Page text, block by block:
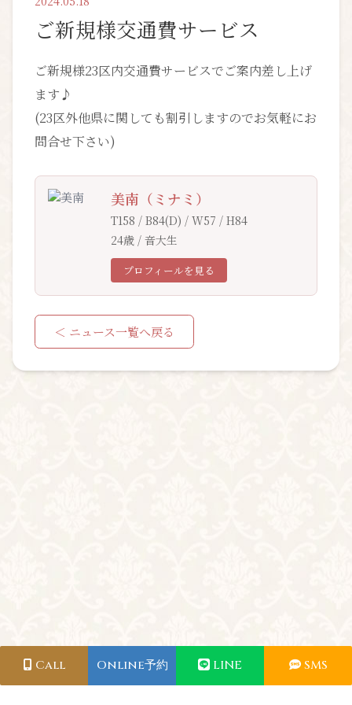
ご新規様交通費サービス
ご新規様23区内交通費サービスでご案内差し上げ
ます♪
(23区外他県に関しても割引しますのでお気軽にお
問合せ下さい)
美南（ミナミ）
T158 / B84(D) / W57 / H84
24歳 / 音大生
プロフィールを見る
＜ ニュース一覧へ戻る
Call Online予約 LINE SMS